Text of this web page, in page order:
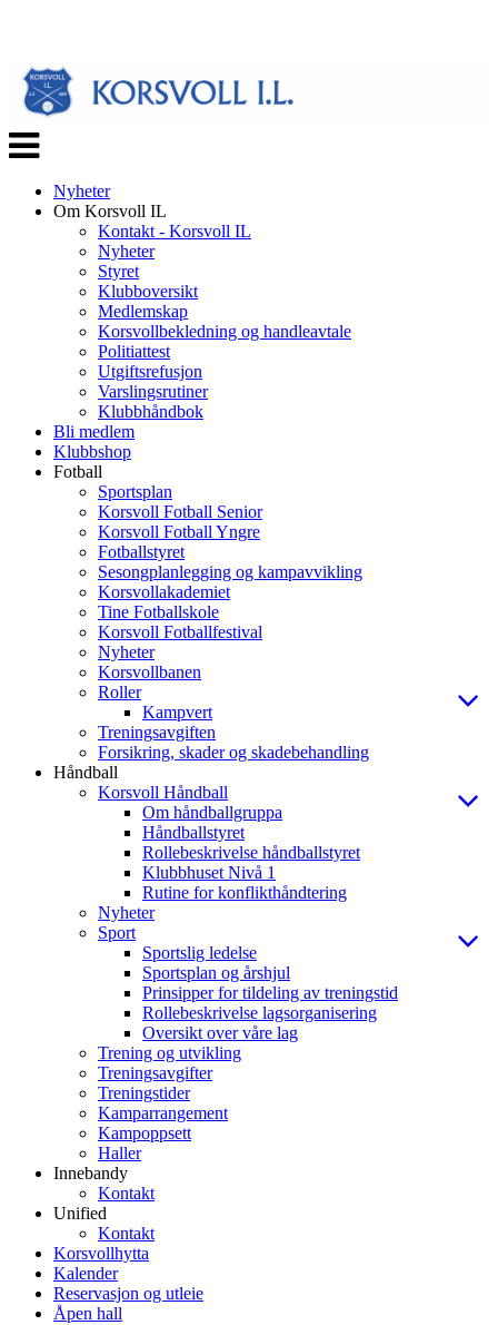
Veksle
navigasjon
Nyheter
Om Korsvoll IL
Kontakt - Korsvoll IL
Nyheter
Styret
Klubboversikt
Medlemskap
Korsvollbekledning og handleavtale
Politiattest
Utgiftsrefusjon
Varslingsrutiner
Klubbhåndbok
Bli medlem
Klubbshop
Fotball
Sportsplan
Korsvoll Fotball Senior
Korsvoll Fotball Yngre
Fotballstyret
Sesongplanlegging og kampavvikling
Korsvollakademiet
Tine Fotballskole
Korsvoll Fotballfestival
Nyheter
Korsvollbanen
Roller
Kampvert
Treningsavgiften
Forsikring, skader og skadebehandling
Håndball
Korsvoll Håndball
Om håndballgruppa
Håndballstyret
Rollebeskrivelse håndballstyret
Klubbhuset Nivå 1
Rutine for konflikthåndtering
Nyheter
Sport
Sportslig ledelse
Sportsplan og årshjul
Prinsipper for tildeling av treningstid
Rollebeskrivelse lagsorganisering
Oversikt over våre lag
Trening og utvikling
Treningsavgifter
Treningstider
Kamparrangement
Kampoppsett
Haller
Innebandy
Kontakt
Unified
Kontakt
Korsvollhytta
Kalender
Reservasjon og utleie
Åpen hall